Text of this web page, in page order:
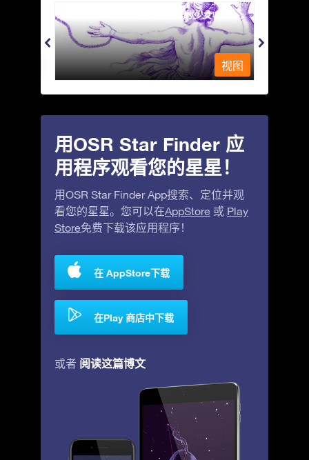
Andromeda - 被铁链锁着的少女
视图
用OSR Star Finder 应
用程序观看您的星星！
用OSR Star Finder App搜索、定位并观
看您的星星。您可以在AppStore 或 Play
Store免费下载该应用程序！
在 AppStore下载
在Play 商店中下载
或者 阅读这篇博文